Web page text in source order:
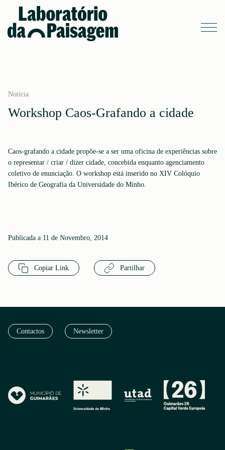
Notícia
Workshop Caos-Grafando a cidade
Caos-grafando a cidade propõe-se a ser uma oficina de experiências sobre
o representar / criar / dizer cidade, concebida enquanto agenciamento
coletivo de enunciação. O workshop está inserido no XIV Colóquio
Ibérico de Geografia da Universidade do Minho.
Publicada a 11 de Novembro, 2014
Copiar Link Partilhar
Contactos Newsletter